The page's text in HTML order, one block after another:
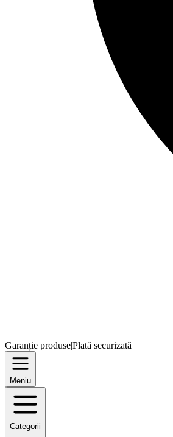
Garanție produse|Plată securizată
Meniu
Categorii